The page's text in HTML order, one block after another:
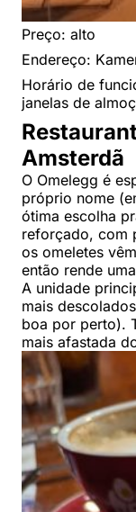
Preço: alto
Endereço:
Horário de
janelas de
Amsterdã
O Omelegg é
próprio nome
ótima escolha
reforçado, com
os omeletes
então rende
A unidade
mais
boa por perto).
mais afastada